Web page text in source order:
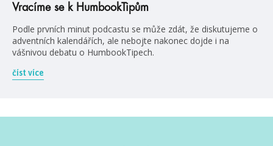
Vracíme se k HumbookTipům
Podle prvních minut podcastu se může zdát, že diskutujeme o
adventních kalendářích, ale nebojte nakonec dojde i na
vášnivou debatu o HumbookTipech.
číst více